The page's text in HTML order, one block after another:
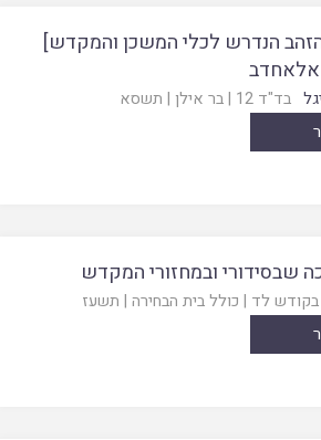
הנדרש לכלי המשכן והמקדש]
בד"ד 12 |בר אילן | תשסא
שבסידורי ובמחזורי המקדש
בקודש לד | כולל בית הבחירה | תשעז